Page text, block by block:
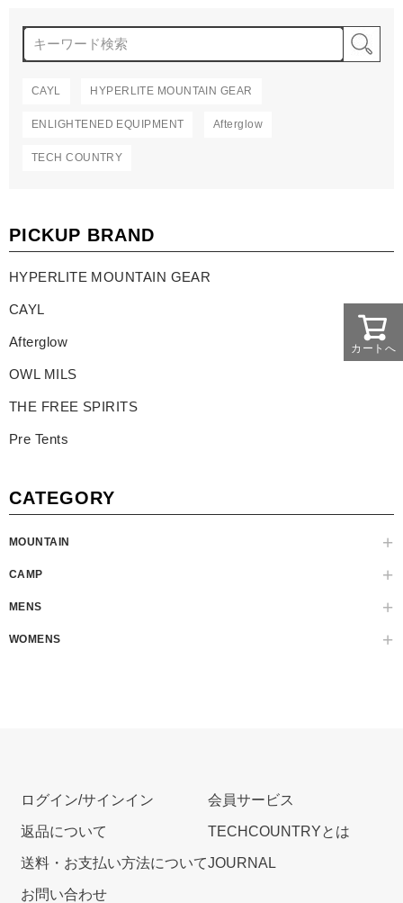
CAYL HYPERLITE MOUNTAIN GEAR
ENLIGHTENED EQUIPMENT Afterglow
TECH COUNTRY
PICKUP BRAND
HYPERLITE MOUNTAIN GEAR
CAYL
Afterglow
OWL MILS
THE FREE SPIRITS
Pre Tents
CATEGORY
MOUNTAIN
CAMP
MENS
WOMENS
カートへ
ログイン/サインイン
返品について
送料・お支払い方法について
お問い合わせ
会員サービス
TECHCOUNTRYとは
JOURNAL